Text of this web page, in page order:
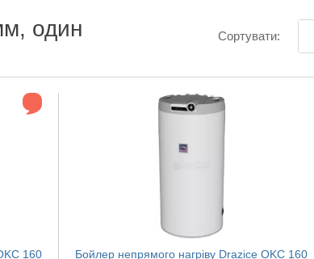
один Сортувати:
160
Бойлер непрямого нагріву Drazice OKC 160